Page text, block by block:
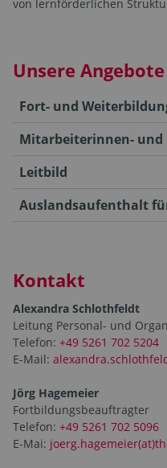
von lernförderlichen
Unsere Angebote
Fort- und
Mitarbeiterinnen- und
Leitbild
Auslandsaufenthalt
Kontakt
Alexandra Schlothfeldt
Leitung Personal- und
Telefon: +49 5261 702 5204
E-Mail:
Jörg Hagemeier
Fortbildungsbeauftragter
Telefon: +49 5261 702 5096
E-Mai: